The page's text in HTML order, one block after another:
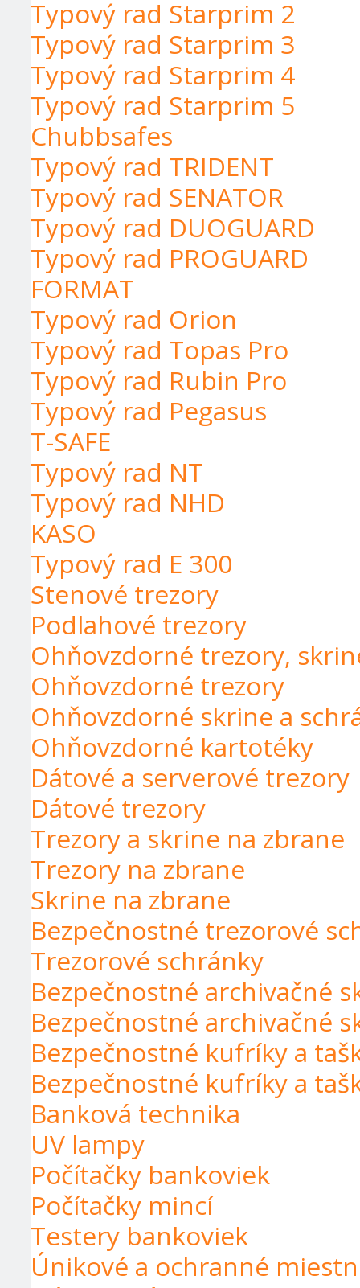
Typový rad Starprim 2
Typový rad Starprim 3
Typový rad Starprim 4
Typový rad Starprim 5
Chubbsafes
Typový rad TRIDENT
Typový rad SENATOR
Typový rad DUOGUARD
Typový rad PROGUARD
FORMAT
Typový rad Orion
Typový rad Topas Pro
Typový rad Rubin Pro
Typový rad Pegasus
T-SAFE
Typový rad NT
Typový rad NHD
KASO
Typový rad E 300
Stenové trezory
Podlahové trezory
Ohňovzdorné trezory,
Ohňovzdorné trezory
Ohňovzdorné skrine a
Ohňovzdorné kartotéky
Dátové a serverové trezory
Dátové trezory
Trezory a skrine na zbrane
Trezory na zbrane
Skrine na zbrane
Bezpečnostné trezorové
Trezorové schránky
Bezpečnostné archivačné
Bezpečnostné archivačné
Bezpečnostné kufríky a
Bezpečnostné kufríky a
Banková technika
UV lampy
Počítačky bankoviek
Počítačky mincí
Testery bankoviek
Únikové a ochranné